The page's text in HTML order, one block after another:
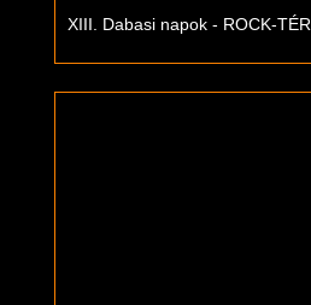
XIII. Dabasi napok - ROCK-TÉR